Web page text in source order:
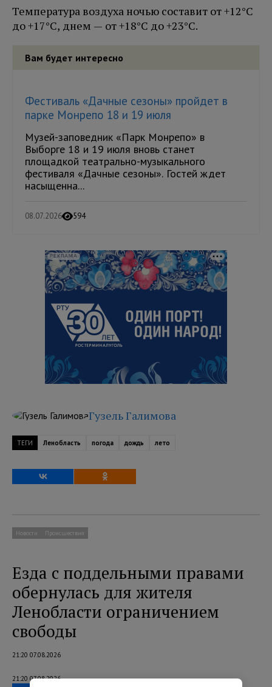
Температура воздуха ночью составит от +12°С
до +17°С, днем — от +18°С до +23°С.
Вам будет интересно
Фестиваль «Дачные сезоны» пройдет в
парке Монрепо 18 и 19 июля
Музей-заповедник «Парк Монрепо» в
Выборге 18 и 19 июля вновь станет
площадкой театрально-музыкального
фестиваля «Дачные сезоны». Гостей ждет
насыщенна...
08.07.2026 594
РЕКЛАМА
Гузель Галимова
ТЕГИ Ленобласть погода дождь лето
Новости Происшествия
Езда с поддельными правами
обернулась для жителя
Ленобласти ограничением
свободы
21:20 07.08.2026
21:20 07.08.2026